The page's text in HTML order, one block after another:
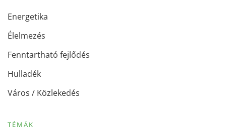
Energetika
Élelmezés
Fenntartható fejlődés
Hulladék
Város / Közlekedés
TÉMÁK